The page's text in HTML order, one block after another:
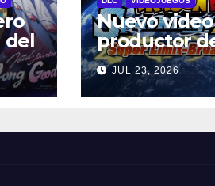
del
29
Nuevo
productor
DRAGON
Sparking!
detalla el
DLC
JUL 23, 2026